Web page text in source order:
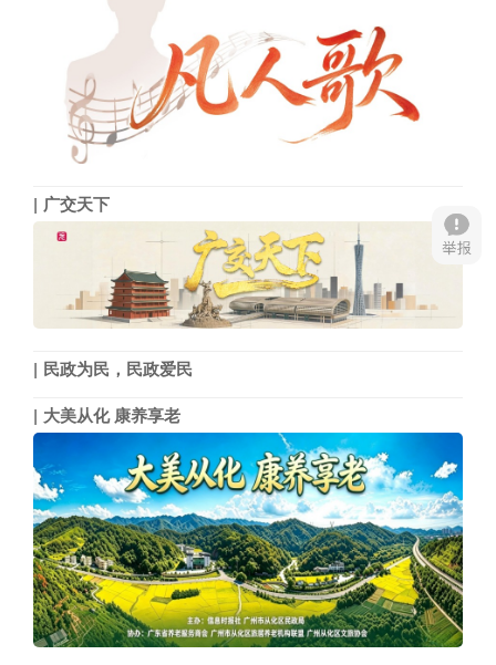
广交天下
民政为民，民政爱民
大美从化 康养享老